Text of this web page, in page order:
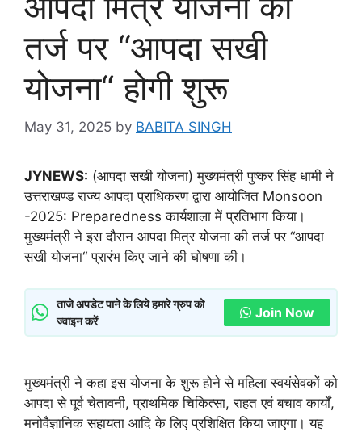
तर्ज पर “आपदा सखी
योजना“ होगी शुरू
May 31, 2025 by BABITA SINGH
JYNEWS: (आपदा सखी योजना) मुख्यमंत्री पुष्कर सिंह धामी ने
उत्तराखण्ड राज्य आपदा प्राधिकरण द्वारा आयोजित Monsoon
-2025: Preparedness कार्यशाला में प्रतिभाग किया।
मुख्यमंत्री ने इस दौरान आपदा मित्र योजना की तर्ज पर “आपदा
सखी योजना“ प्रारंभ किए जाने की घोषणा की।
ताजे अपडेट पाने के लिये हमारे ग्रुप को
ज्वाइन करें
Join Now
मुख्यमंत्री ने कहा इस योजना के शुरू होने से महिला स्वयंसेवकों को
आपदा से पूर्व चेतावनी, प्राथमिक चिकित्सा, राहत एवं बचाव कार्यों,
मनोवैज्ञानिक सहायता आदि के लिए प्रशिक्षित किया जाएगा। यह